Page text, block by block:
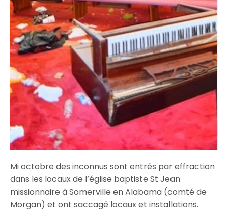
Mi octobre des inconnus sont entrés par effraction
dans les locaux de l’église baptiste St Jean
missionnaire à Somerville en Alabama (comté de
Morgan) et ont saccagé locaux et installations.